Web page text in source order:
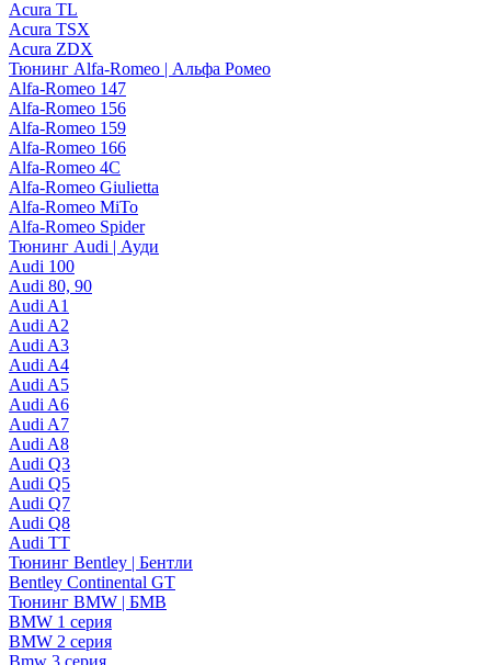
Acura TL
Acura TSX
Acura ZDX
Тюнинг Alfa-Romeo | Альфа Ромео
Alfa-Romeo 147
Alfa-Romeo 156
Alfa-Romeo 159
Alfa-Romeo 166
Alfa-Romeo 4C
Alfa-Romeo Giulietta
Alfa-Romeo MiTo
Alfa-Romeo Spider
Тюнинг Audi | Ауди
Audi 100
Audi 80, 90
Audi A1
Audi A2
Audi A3
Audi A4
Audi A5
Audi A6
Audi A7
Audi A8
Audi Q3
Audi Q5
Audi Q7
Audi Q8
Audi TT
Тюнинг Bentley | Бентли
Bentley Continental GT
Тюнинг BMW | БМВ
BMW 1 серия
BMW 2 серия
Bmw 3 серия